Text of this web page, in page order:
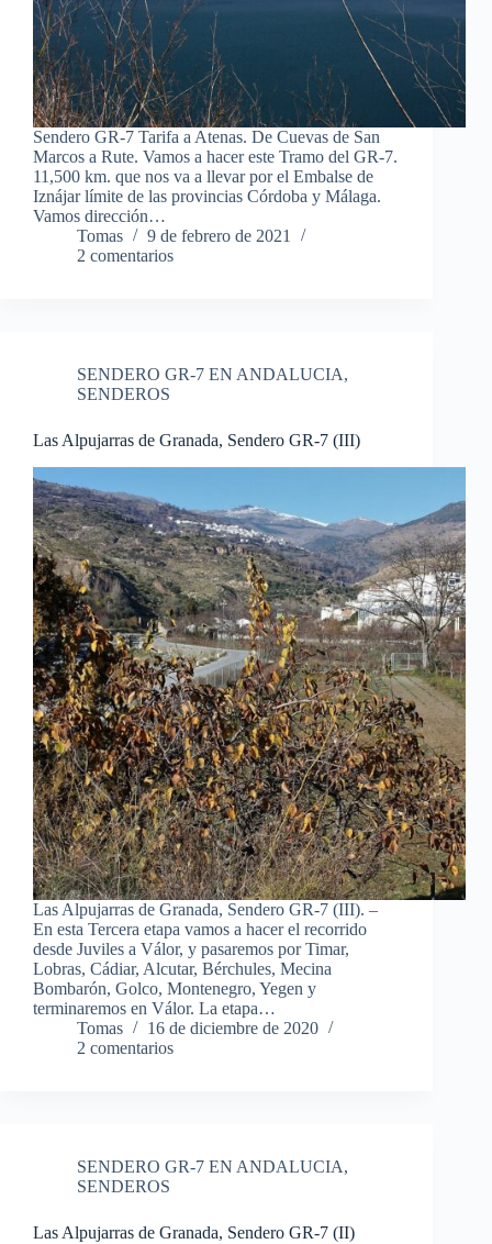
Sendero GR-7 Tarifa a Atenas. De Cuevas de San
Marcos a Rute. Vamos a hacer este Tramo del GR-7.
11,500 km. que nos va a llevar por el Embalse de
Iznájar límite de las provincias Córdoba y Málaga.
Vamos dirección…
Tomas
9 de febrero de 2021
2 comentarios
SENDERO GR-7 EN ANDALUCIA,
SENDEROS
Las Alpujarras de Granada, Sendero GR-7 (III)
Las Alpujarras de Granada, Sendero GR-7 (III). –
En esta Tercera etapa vamos a hacer el recorrido
desde Juviles a Válor, y pasaremos por Timar,
Lobras, Cádiar, Alcutar, Bérchules, Mecina
Bombarón, Golco, Montenegro, Yegen y
terminaremos en Válor. La etapa…
Tomas
16 de diciembre de 2020
2 comentarios
SENDERO GR-7 EN ANDALUCIA,
SENDEROS
Las Alpujarras de Granada, Sendero GR-7 (II)